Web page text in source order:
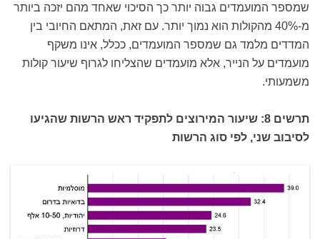
שמספר המועמדים גבוה יותר כך הסיכוי שאחד מהם יזכה ביותר
מ-40% מהקולות הוא נמוך יותר. עם זאת, המתאם החיובי בין
המדדים מלמד גם שמספר המועמדים, ככלל, אינו משקף
מועמדים על הנייר, אלא מועמדים שהצליחו לגרוף שיעור קולות
משמעותי.
תרשים 8: שיעור המירוצים לתפקיד ראש הרשות שהגיעו
לסיבוב שני, לפי סוג הרשות